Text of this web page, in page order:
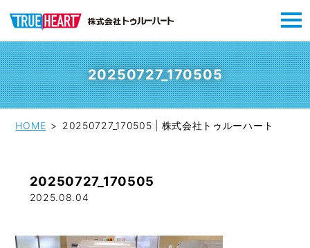
20250727_170505
HOME 20250727_170505 | 株式会社トゥルーハート
20250727_170505
2025.08.04